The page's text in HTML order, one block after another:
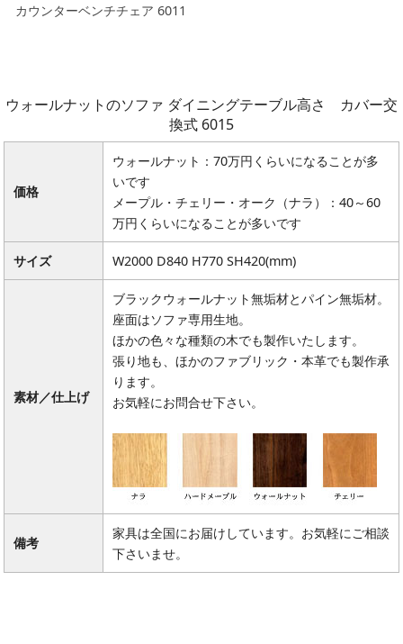
カウンターベンチチェア 6011
ウォールナットのソファ ダイニングテーブル高さ カバー交
換式 6015
価格
ウォールナット：70万円くらいになることが多
いです
メープル・チェリー・オーク（ナラ）：40～60
万円くらいになることが多いです
サイズ W2000 D840 H770 SH420(mm)
素材／仕上げ
ブラックウォールナット無垢材とパイン無垢材。
座面はソファ専用生地。
ほかの色々な種類の木でも製作いたします。
張り地も、ほかのファブリック・本革でも製作承
ります。
お気軽にお問合せ下さい。
備考
家具は全国にお届けしています。お気軽にご相談
下さいませ。